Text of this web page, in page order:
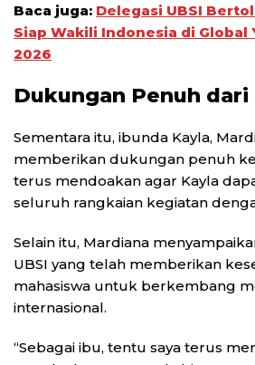
Baca juga: Delegasi UBSI
Siap Wakili Indonesia di Global
2026
Dukungan Penuh dari
Sementara itu, ibunda Kayla,
memberikan dukungan penuh
terus mendoakan agar Kayla
seluruh rangkaian kegiatan
Selain itu, Mardiana
UBSI yang telah memberikan
mahasiswa untuk berkembang
internasional.
“Sebagai ibu, tentu saya terus